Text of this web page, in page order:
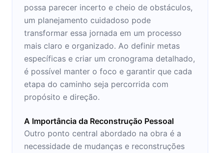
possa parecer incerto e cheio de obstáculos,
um planejamento cuidadoso pode
transformar essa jornada em um processo
mais claro e organizado. Ao definir metas
específicas e criar um cronograma detalhado,
é possível manter o foco e garantir que cada
etapa do caminho seja percorrida com
propósito e direção.
A Importância da Reconstrução Pessoal
Outro ponto central abordado na obra é a
necessidade de mudanças e reconstruções